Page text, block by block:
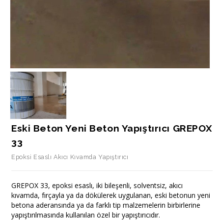
Eski Beton Yeni Beton Yapıştırıcı GREPOX
33
Epoksi Esaslı Akıcı Kıvamda Yapıştırıcı
GREPOX 33, epoksi esaslı, iki bileşenli, solventsiz, akıcı
kıvamda, fırçayla ya da dökülerek uygulanan, eski betonun yeni
betona aderansında ya da farklı tip malzemelerin birbirlerine
yapıştırılmasında kullanılan özel bir yapıştırıcıdır.